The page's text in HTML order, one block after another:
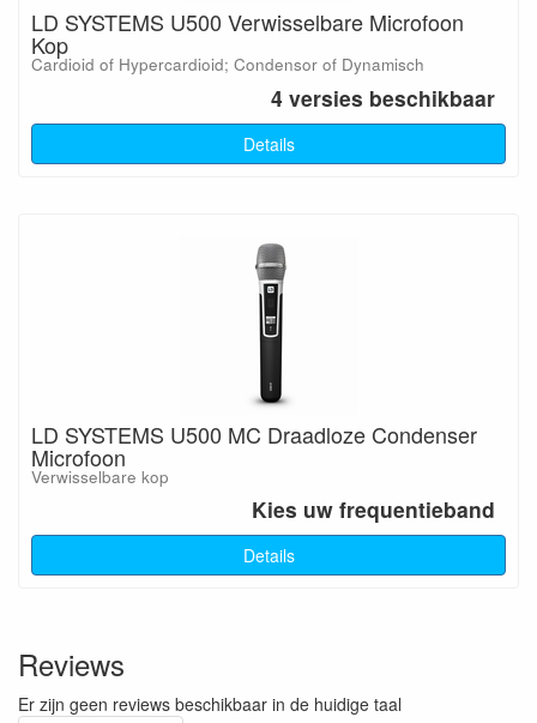
LD SYSTEMS U500 Verwisselbare Microfoon
Kop
Cardioid of Hypercardioid; Condensor of Dynamisch
4 versies beschikbaar
Details
LD SYSTEMS U500 MC Draadloze Condenser
Microfoon
Verwisselbare kop
Kies uw frequentieband
Details
Reviews
Er zijn geen reviews beschikbaar in de huidige taal